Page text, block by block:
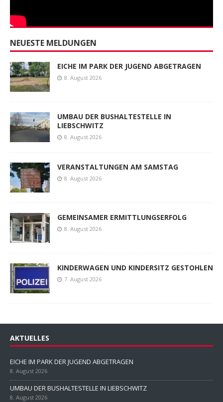
NEUESTE MELDUNGEN
EICHE IM PARK DER JUGEND ABGETRAGEN
8. August 2026
UMBAU DER BUSHALTESTELLE IN
LIEBSCHWITZ
8. August 2026
VERANSTALTUNGEN AM SAMSTAG
8. August 2026
GEMEINSAMER ERMITTLUNGSERFOLG
8. August 2026
KINDERWAGEN UND KINDERSITZ GESTOHLEN
7. August 2026
AKTUELLES
EICHE IM PARK DER JUGEND ABGETRAGEN
8. August 2026
UMBAU DER BUSHALTESTELLE IN LIEBSCHWITZ
8. August 2026